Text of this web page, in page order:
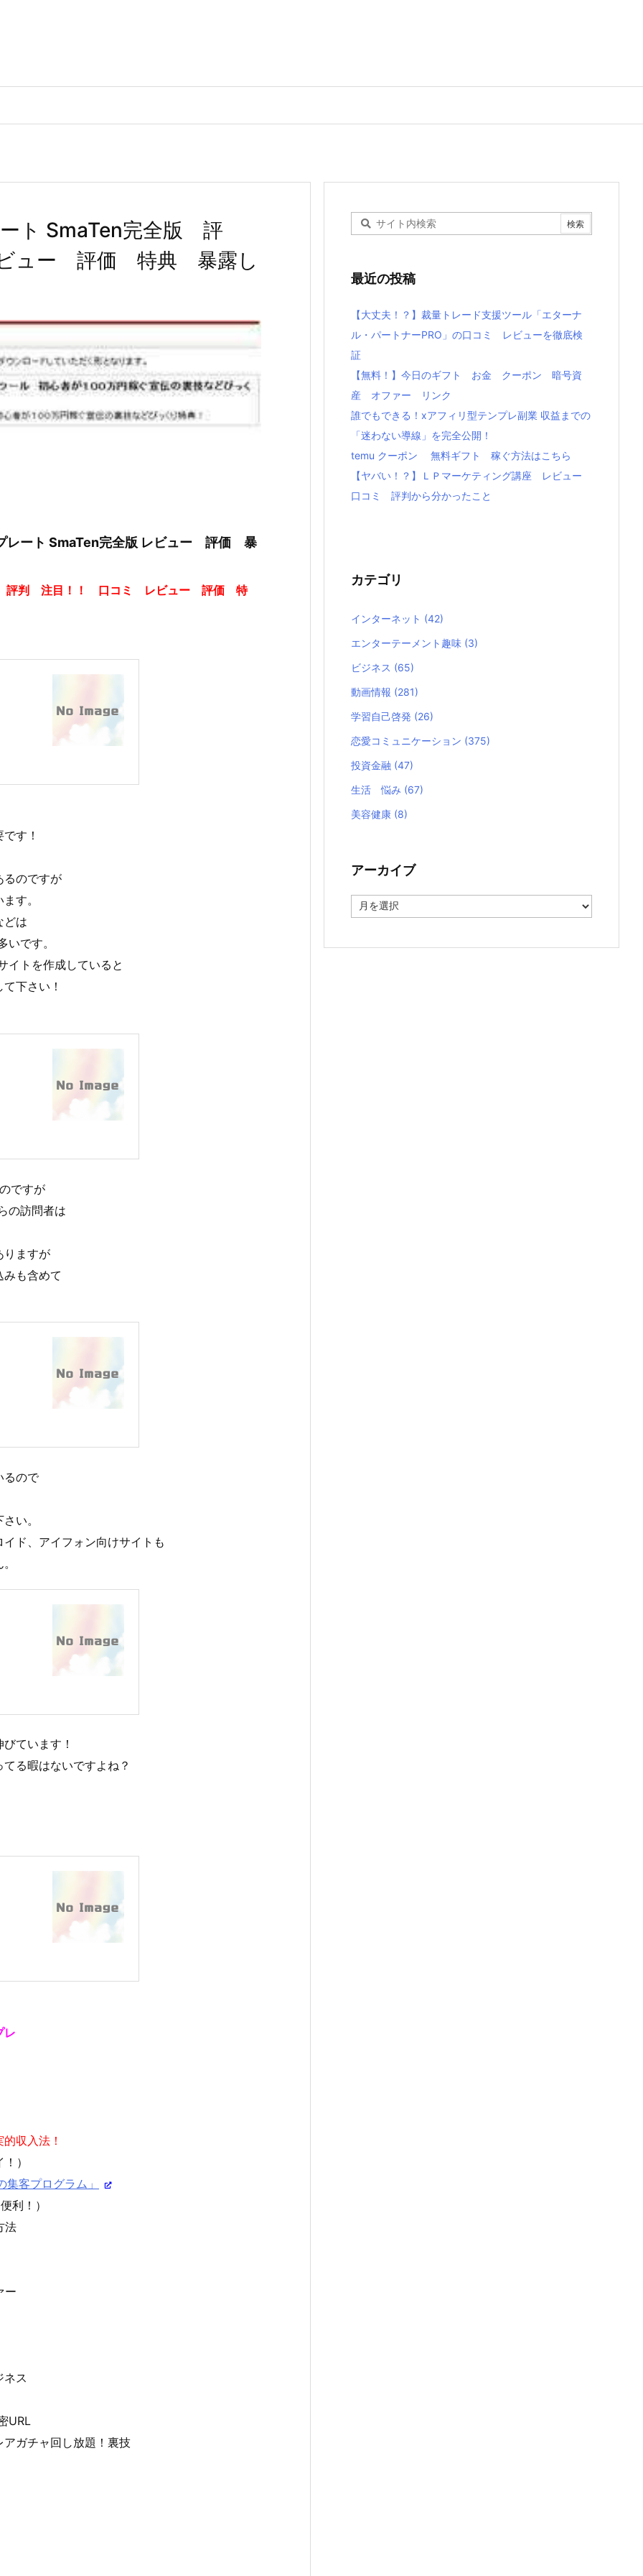
ト SmaTen完全版 評
ュー 評価 特典 暴露し
ート SmaTen完全版 レビュー 評価 暴
版 評判 注目！！ 口コミ レビュー 評価 特
す！
るのですが
す。
どは
です。
イトを作成していると
下さい！
ですが
の訪問者は
りますが
も含めて
るので
い。
ド、アイフォン向けサイトも
ています！
る暇はないですよね？
収入法！
）
客プログラム」
利！）
法
ー
ネス
URL
ガチャ回し放題！裏技
最近の投稿
【大丈夫！？】裁量トレード支援ツール「エターナ
ル・パートナーPRO」の口コミ レビューを徹底検
証
【無料！】今日のギフト お金 クーポン 暗号資
産 オファー リンク
誰でもできる！xアフィリ型テンプレ副業 収益までの
「迷わない導線」を完全公開！
temu クーポン 無料ギフト 稼ぐ方法はこちら
【ヤバい！？】ＬＰマーケティング講座 レビュー
口コミ 評判から分かったこと
カテゴリ
インターネット (42)
エンターテーメント趣味 (3)
ビジネス (65)
動画情報 (281)
学習自己啓発 (26)
恋愛コミュニケーション (375)
投資金融 (47)
生活 悩み (67)
美容健康 (8)
アーカイブ
ー